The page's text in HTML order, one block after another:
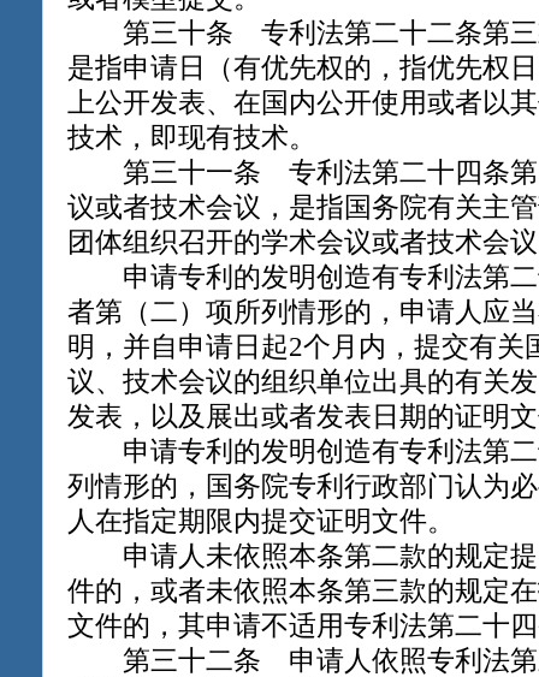
第三十条 专利法第二十二条第三
是指申请日（有优先权的，指优先权
上公开发表、在国内公开使用或者以
技术，即现有技术。
第三十一条 专利法第二十四条第
议或者技术会议，是指国务院有关主
团体组织召开的学术会议或者技术会
申请专利的发明创造有专利法第二
者第（二）项所列情形的，申请人应
明，并自申请日起2个月内，提交有关
议、技术会议的组织单位出具的有关
发表，以及展出或者发表日期的证明
申请专利的发明创造有专利法第二
列情形的，国务院专利行政部门认为
人在指定期限内提交证明文件。
申请人未依照本条第二款的规定提
件的，或者未依照本条第三款的规定
文件的，其申请不适用专利法第二十
第三十二条 申请人依照专利法第